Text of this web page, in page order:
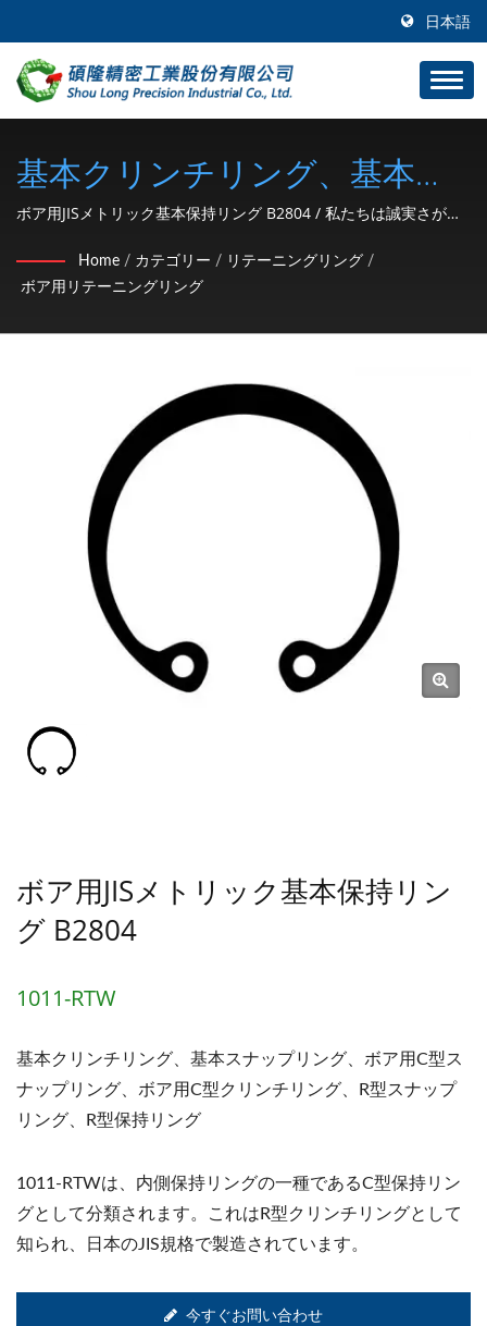
日本語
基本クリンチリング、基本ス
ナップリング、ボア用C型ス
ナップリング、ボア用C型ク
リンチリング、R型スナップ
リング、R型保持リング / 1991
年以来の自動車およびオート
バイのハードウェアパーツ
（C型止め輪、ワッシャー、ロ
ックナット、クリップ、スナ
ップリング、ピン）メーカー
| SHOU LONG
ボア用JISメトリック基本保持リング B2804 / 私たちは誠実さが最
迅速な納品を備えた製品でお客様を先導することです。
Home / カテゴリー / リテーニングリング /
ボア用リテーニングリング
ボア用JISメトリック基本保持リン
グ B2804
1011-RTW
基本クリンチリング、基本スナップリング、ボア用C型ス
ナップリング、ボア用C型クリンチリング、R型スナップ
リング、R型保持リング
1011-RTWは、内側保持リングの一種であるC型保持リン
グとして分類されます。これはR型クリンチリングとして
知られ、日本のJIS規格で製造されています。
今すぐお問い合わせ